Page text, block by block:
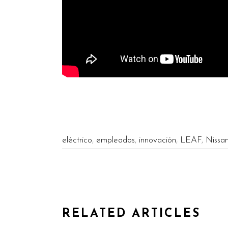
eléctrico, empleados, innovación, LEAF,
RELATED ARTICLES